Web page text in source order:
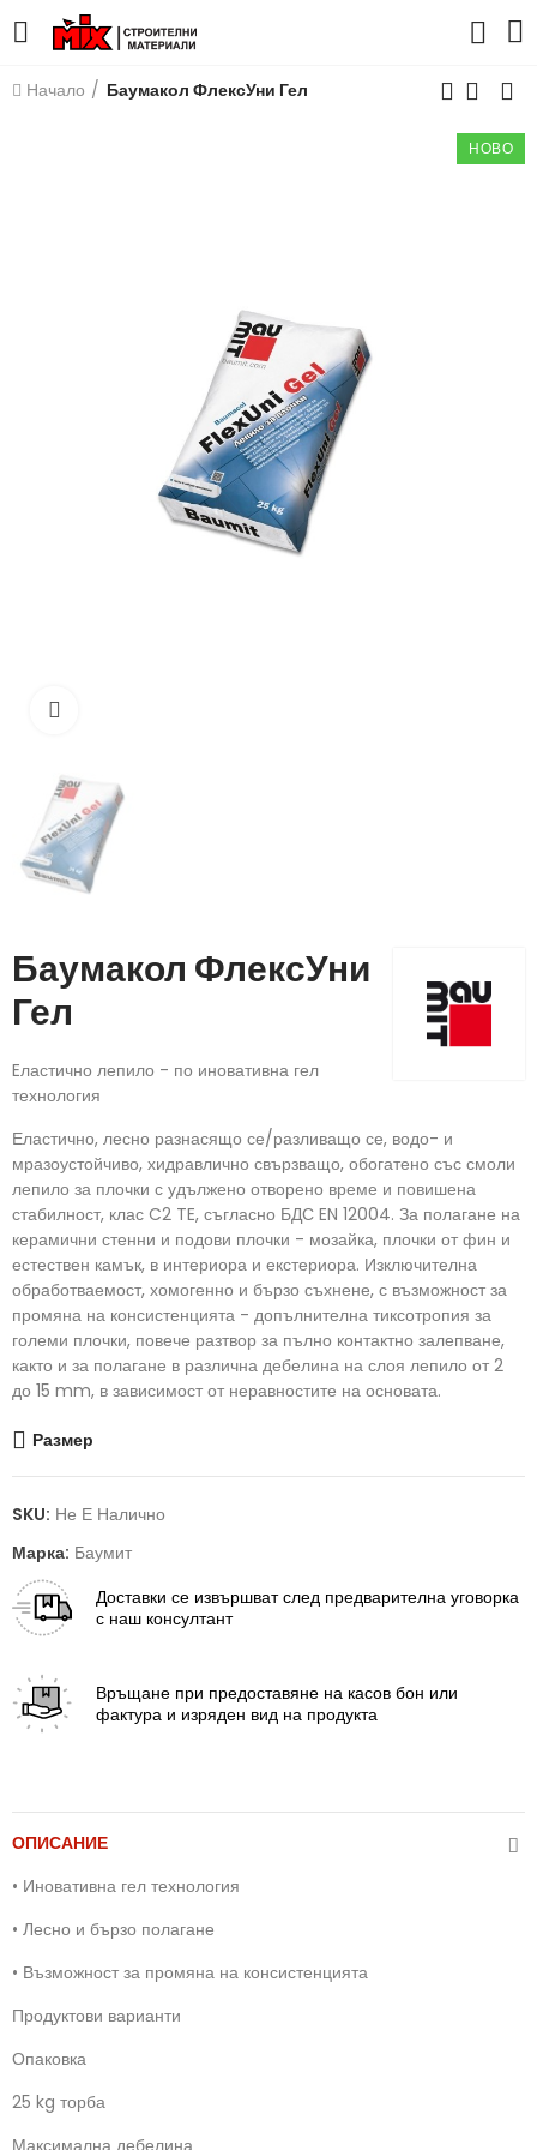
Начало Баумакол ФлексУни Гел
НОВО
Баумакол ФлексУни
Гел
Eластично лепило - по иновативна гел
технология
Еластично, лесно разнасящо се/разливащо се, водо- и
мразоустойчиво, хидравлично свързващо, обогатено със смоли
лепило за плочки с удължено отворено време и повишена
стабилност, клас C2 TE, съгласно БДС EN 12004. За полагане на
керамични стенни и подови плочки - мозайка, плочки от фин и
естествен камък, в интериора и екстериора. Изключителна
обработваемост, хомогенно и бързо съхнене, с възможност за
промяна на консистенцията - допълнителна тиксотропия за
големи плочки, повече разтвор за пълно контактно залепване,
както и за полагане в различна дебелина на слоя лепило от 2
до 15 mm, в зависимост от неравностите на основата.
Размер
SKU: Не Е Налично
Марка: Баумит
Доставки се извършват след предварителна уговорка
с наш консултант
Връщане при предоставяне на касов бон или
фактура и изряден вид на продукта
ОПИСАНИЕ
• Иновативна гел технология
• Лесно и бързо полагане
• Възможност за промяна на консистенцията
Продуктови варианти
Опаковка
25 kg торба